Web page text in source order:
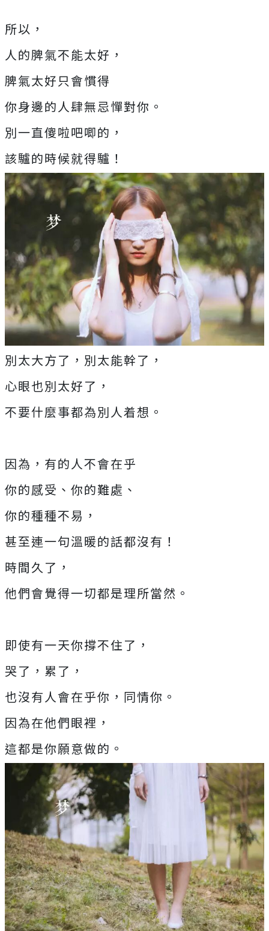
所以，
人的脾氣不能太好，
脾氣太好只會慣得
你身邊的人肆無忌憚對你。
別一直傻啦吧唧的，
該驢的時候就得驢！
別太大方了，別太能幹了，
心眼也別太好了，
不要什麼事都為別人着想。
因為，有的人不會在乎
你的感受、你的難處、
你的種種不易，
甚至連一句溫暖的話都沒有！
時間久了，
他們會覺得一切都是理所當然。
即使有一天你撐不住了，
哭了，累了，
也沒有人會在乎你，同情你。
因為在他們眼裡，
這都是你願意做的。